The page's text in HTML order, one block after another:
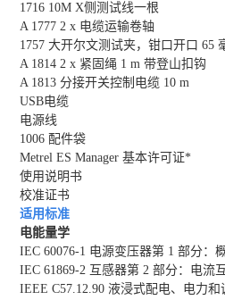
1716 10M X侧测试线一根
A 1777 2 x 电缆运输卷轴
1757 大开尔文测试夹，钳口开口 65
A 1814 2 x 紧固绳 1 m 带登山扣钩
A 1813 分接开关控制电缆 10 m
USB电缆
电源线
1006 配件袋
Metrel ES Manager 基本许可证*
使用说明书
校准证书
适用标准
电能量学
IEC 60076-1 电源变压器第 1 部分：
IEC 61869-2 互感器第 2 部分：电流
IEEE C57.12.90 液浸式配电、电力